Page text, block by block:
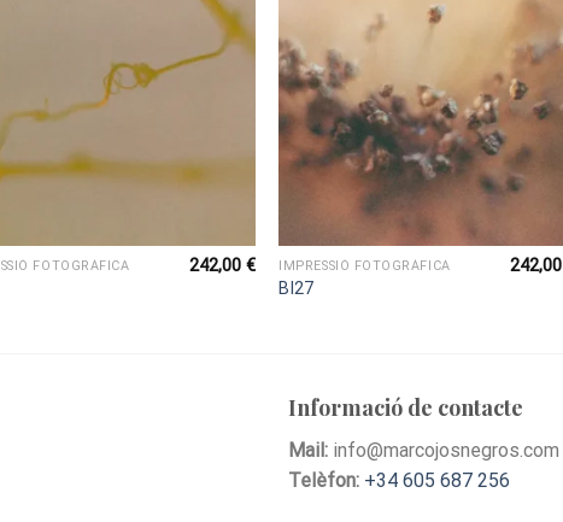
FOTOGRÀFICA 242,00 € IMPRESSIÓ FOTOGRÀFICA
BI27
242,00
Informació de contacte
Mail: info@marcojosnegros.com
Telèfon: +34 605 687 256